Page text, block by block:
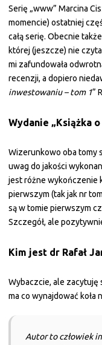
Serię „www” Marcina
momencie) ostatniej
całą serię. Obecnie
której (jeszcze) nie
mi zafundowała
recenzji, a dopiero
inwestowaniu – tom 1”
Wydanie „Książka
Wizerunkowo oba tomy
uwag do jakości
jest różne wykończenie
pierwszym (tak jak nr
są w tomie pierwszym
Szczegół, ale
Kim jest dr Rafał
Wybaczcie, ale zacytuję
ma co wynajdować koła
Autor to człowiek